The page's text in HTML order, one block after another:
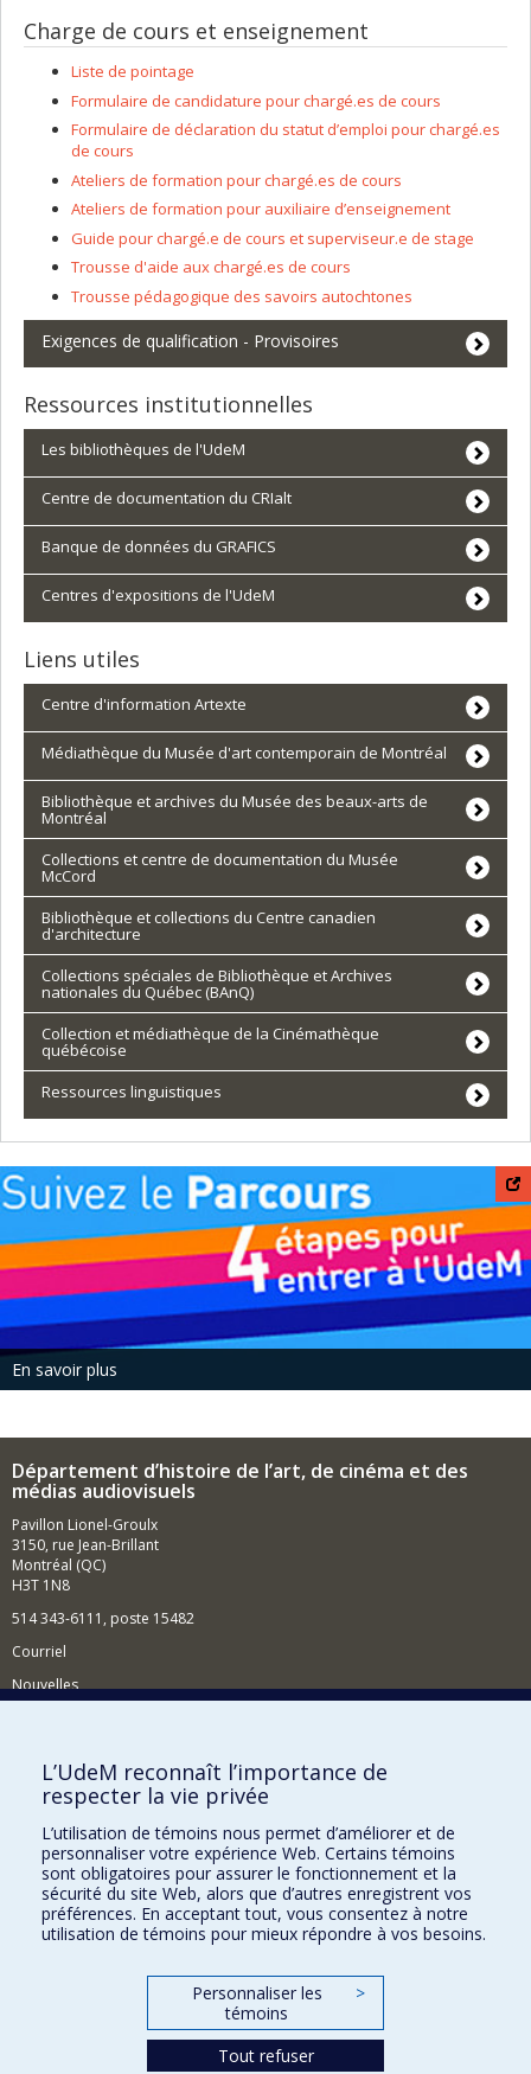
Charge de cours et enseignement
Liste de pointage
Formulaire de candidature pour chargé.es de cours
Formulaire de déclaration du statut d’emploi pour chargé.es
de cours
Ateliers de formation pour chargé.es de cours
Ateliers de formation pour auxiliaire d’enseignement
Guide pour chargé.e de cours et superviseur.e de stage
Trousse d'aide aux chargé.es de cours
Trousse pédagogique des savoirs autochtones
Exigences de qualification - Provisoires
Ressources institutionnelles
Les bibliothèques de l'UdeM
Centre de documentation du CRIalt
Banque de données du GRAFICS
Centres d'expositions de l'UdeM
Liens utiles
Centre d'information Artexte
Médiathèque du Musée d'art contemporain de Montréal
Bibliothèque et archives du Musée des beaux-arts de
Montréal
Collections et centre de documentation du Musée
McCord
Bibliothèque et collections du Centre canadien
d'architecture
Collections spéciales de Bibliothèque et Archives
nationales du Québec (BAnQ)
Collection et médiathèque de la Cinémathèque
québécoise
Ressources linguistiques
En savoir plus
Département d’histoire de l’art, de cinéma et des
médias audiovisuels
Pavillon Lionel-Groulx
3150, rue Jean-Brillant
Montréal (QC)
H3T 1N8
514 343-6111, poste 15482
Courriel
Nouvelles
Comment soutenir le Département?
BESOIN D'AIDE?
Plan du site
Signaler une erreur
Accessibilité
FACULTÉ DES ARTS ET DES SCIENCES
Nos départements et écoles
L’UdeM reconnaît l’importance de
respecter la vie privée
L’utilisation de témoins nous permet d’améliorer et de
personnaliser votre expérience Web. Certains témoins
sont obligatoires pour assurer le fonctionnement et la
sécurité du site Web, alors que d’autres enregistrent vos
préférences. En acceptant tout, vous consentez à notre
utilisation de témoins pour mieux répondre à vos besoins.
Personnaliser les
témoins
>
Tout refuser